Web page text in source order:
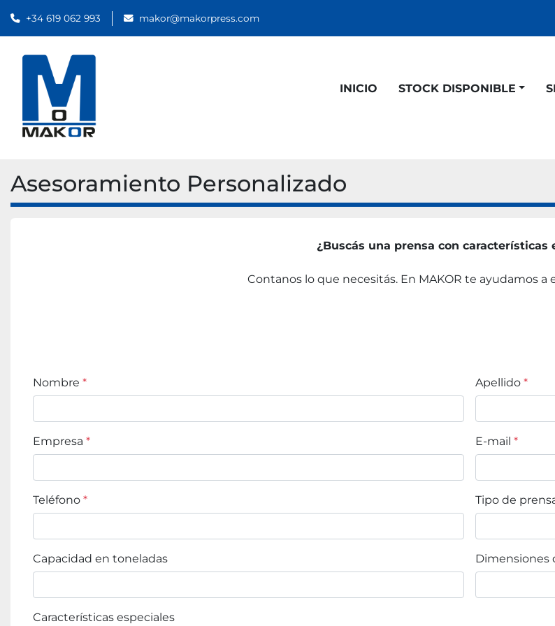
+34 619 062 993 makor@makorpress.com
INICIO
STOCK DISPONIBLE
Asesoramiento Personalizado
¿Buscás una prensa con características
Contanos lo que necesitás. En MAKOR te ayudamos a
Nombre * Apellido *
Empresa * E-mail *
Teléfono * Tipo de
Capacidad en toneladas
Características especiales